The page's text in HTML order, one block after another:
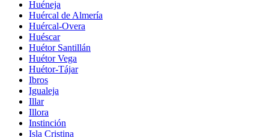
Huéneja
Huércal de Almería
Huércal-Overa
Huéscar
Huétor Santillán
Huétor Vega
Huétor-Tájar
Ibros
Igualeja
Illar
Illora
Instinción
Isla Cristina